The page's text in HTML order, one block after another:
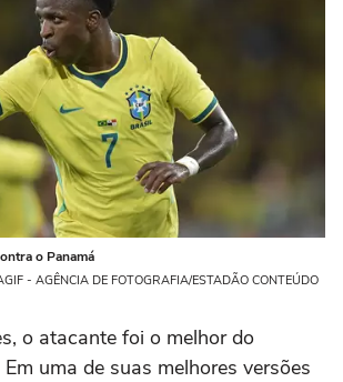
o Panamá
- AGÊNCIA DE FOTOGRAFIA/ESTADÃO CONTEÚDO
o atacante foi o melhor do
uma de suas melhores versões